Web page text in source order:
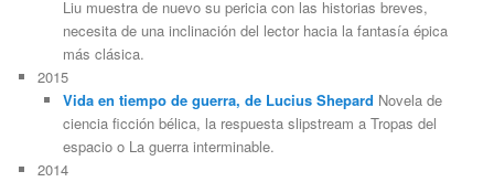
Liu muestra de nuevo su pericia con las historias breves,
necesita de una inclinación del lector hacia la fantasía épica
más clásica.
2015
Vida en tiempo de guerra, de Lucius Shepard Novela de
ciencia ficción bélica, la respuesta slipstream a Tropas del
espacio o La guerra interminable.
2014